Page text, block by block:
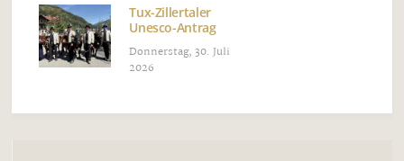
Tux-Zillertaler
Unesco-Antrag
Donnerstag, 30. Juli
2026